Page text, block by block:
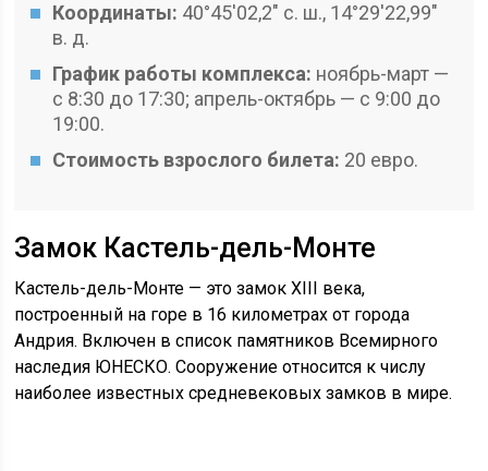
Координаты: 40°45′02,2″ с. ш., 14°29′22,99″
в. д.
График работы комплекса: ноябрь-март —
с 8:30 до 17:30; апрель-октябрь — с 9:00 до
19:00.
Стоимость взрослого билета: 20 евро.
Замок Кастель-дель-Монте
Кастель-дель-Монте — это замок XIII века,
построенный на горе в 16 километрах от города
Андрия. Включен в список памятников Всемирного
наследия ЮНЕСКО. Сооружение относится к числу
наиболее известных средневековых замков в мире.